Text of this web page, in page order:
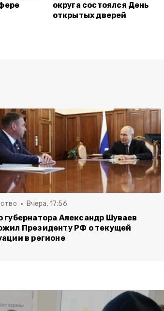
округа состоялся День
открытых дверей
Вчера, 17:56
губернатора Александр Шуваев
Президенту РФ о текущей
в регионе